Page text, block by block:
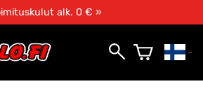
alk. 0 € »